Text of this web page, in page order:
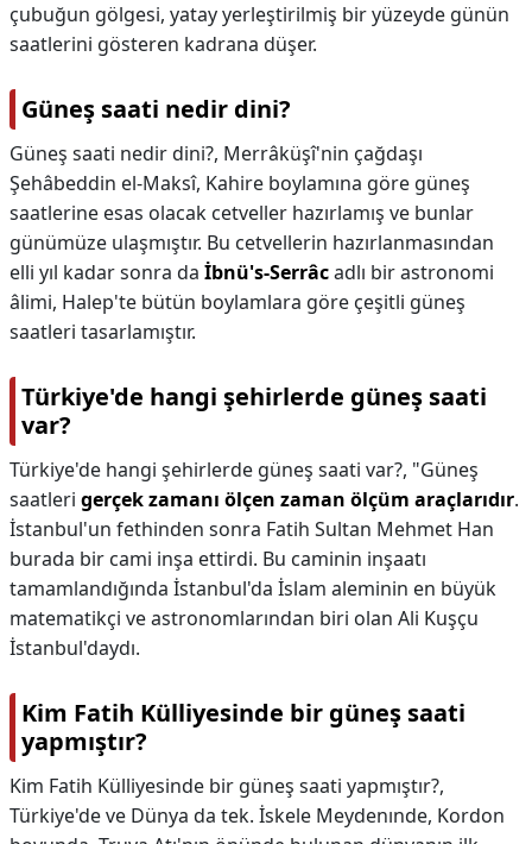
çubuğun gölgesi, yatay yerleştirilmiş bir yüzeyde günün
saatlerini gösteren kadrana düşer.
Güneş saati nedir dini?
Güneş saati nedir dini?, Merrâküşî'nin çağdaşı
Şehâbeddin el-Maksî, Kahire boylamına göre güneş
saatlerine esas olacak cetveller hazırlamış ve bunlar
günümüze ulaşmıştır. Bu cetvellerin hazırlanmasından
elli yıl kadar sonra da İbnü's-Serrâcadlı bir astronomi
âlimi, Halep'te bütün boylamlara göre çeşitli güneş
saatleri tasarlamıştır.
Türkiye'de hangi şehirlerde güneş saati
var?
Türkiye'de hangi şehirlerde güneş saati var?, "Güneş
saatleri gerçek zamanı ölçen zaman ölçüm araçlarıdır.
İstanbul'un fethinden sonra Fatih Sultan Mehmet Han
burada bir cami inşa ettirdi. Bu caminin inşaatı
tamamlandığında İstanbul'da İslam aleminin en büyük
matematikçi ve astronomlarından biri olan Ali Kuşçu
İstanbul'daydı.
Kim Fatih Külliyesinde bir güneş saati
yapmıştır?
Kim Fatih Külliyesinde bir güneş saati yapmıştır?,
Türkiye'de ve Dünya da tek. İskele Meydenınde, Kordon